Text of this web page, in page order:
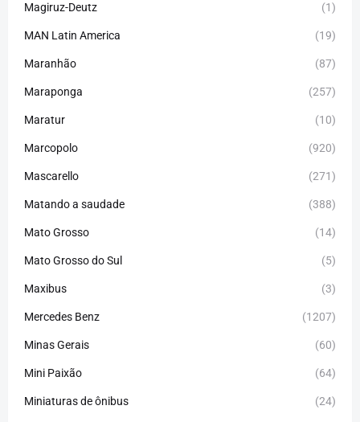
Magiruz-Deutz (1)
MAN Latin America (19)
Maranhão (87)
Maraponga (257)
Maratur (10)
Marcopolo (920)
Mascarello (271)
Matando a saudade (388)
Mato Grosso (14)
Mato Grosso do Sul (5)
Maxibus (3)
Mercedes Benz (1207)
Minas Gerais (60)
Mini Paixão (64)
Miniaturas de ônibus (24)